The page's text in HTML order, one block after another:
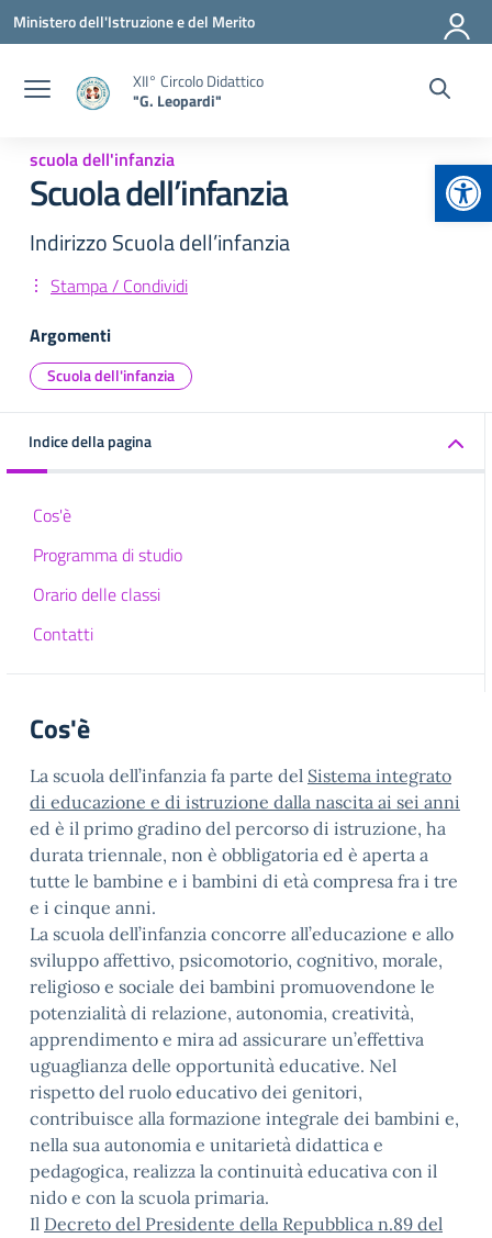
Vai ai contenuti
Vai al menu di navigazione
Vai al footer
Ministero dell'Istruzione e del Merito
XII° Circolo Didattico
"G. Leopardi"
scuola dell'infanzia
Scuola dell’infanzia
Indirizzo Scuola dell’infanzia
Stampa / Condividi
Argomenti
Scuola dell'infanzia
Indice della pagina
Cos'è
Programma di studio
Orario delle classi
Contatti
Cos'è
La scuola dell’infanzia fa parte del Sistema integrato
di educazione e di istruzione dalla nascita ai sei anni
ed è il primo gradino del percorso di istruzione, ha
durata triennale, non è obbligatoria ed è aperta a
tutte le bambine e i bambini di età compresa fra i tre
e i cinque anni.
La scuola dell’infanzia concorre all’educazione e allo
sviluppo affettivo, psicomotorio, cognitivo, morale,
religioso e sociale dei bambini promuovendone le
potenzialità di relazione, autonomia, creatività,
apprendimento e mira ad assicurare un’effettiva
uguaglianza delle opportunità educative. Nel
rispetto del ruolo educativo dei genitori,
contribuisce alla formazione integrale dei bambini e,
nella sua autonomia e unitarietà didattica e
pedagogica, realizza la continuità educativa con il
nido e con la scuola primaria.
Il Decreto del Presidente della Repubblica n.89 del